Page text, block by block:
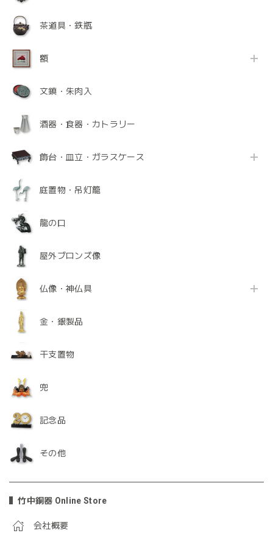
茶道具・鉄瓶
額
文鎮・朱肉入
酒器・食器・カトラリー
飾台・皿立・ガラスケース
庭置物・吊灯籠
龍の口
屋外ブロンズ像
仏像・神仏具
金・銀製品
干支置物
兜
記念品
その他
竹中銅器 Online Store
会社概要